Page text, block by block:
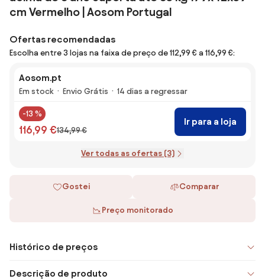
cm Vermelho | Aosom Portugal
Ofertas recomendadas
Escolha entre 3 lojas na faixa de preço de 112,99 € a 116,99 €:
Aosom.pt
Em stock Envio Grátis 14 dias a regressar
-13 %
116,99 €134,99 €
Ir para a loja
Ver todas as ofertas (3)
Gostei Comparar
Preço monitorado
Histórico de preços
Descrição de produto